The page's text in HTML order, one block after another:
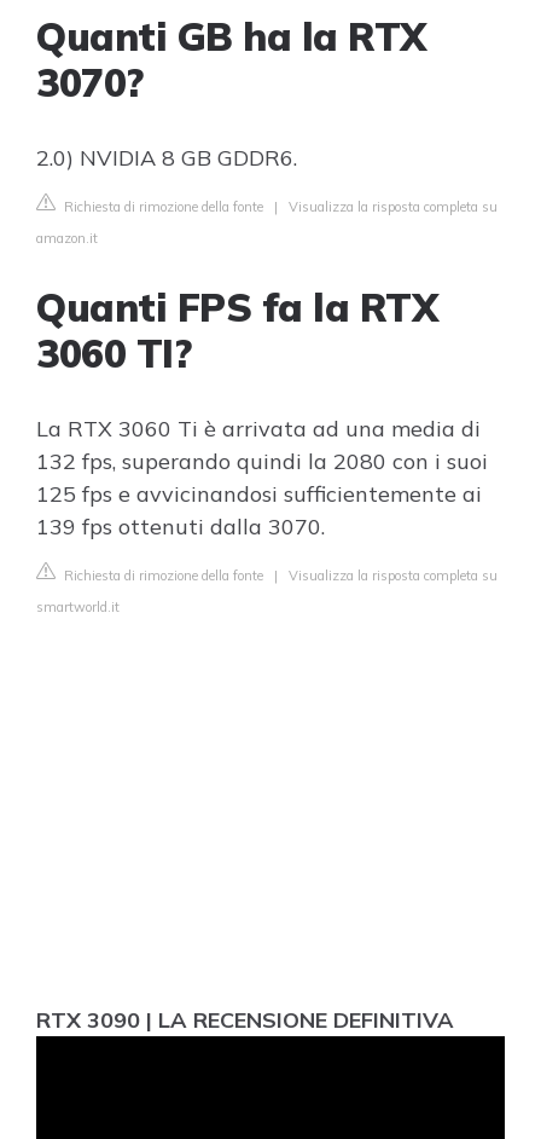
Quanti GB ha la RTX
3070?
2.0) NVIDIA 8 GB GDDR6.
Richiesta di rimozione della fonte | Visualizza la risposta completa su
amazon.it
Quanti FPS fa la RTX
3060 TI?
La RTX 3060 Ti è arrivata ad una media di
132 fps, superando quindi la 2080 con i suoi
125 fps e avvicinandosi sufficientemente ai
139 fps ottenuti dalla 3070.
Richiesta di rimozione della fonte | Visualizza la risposta completa su
smartworld.it
RTX 3090 | LA RECENSIONE DEFINITIVA